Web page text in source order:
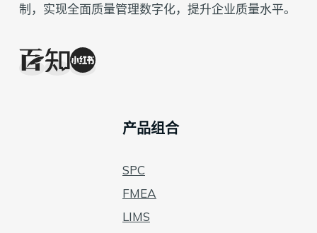
制，实现全面质量管理数字化，提升企业质量水平。
产品组合
SPC
FMEA
LIMS